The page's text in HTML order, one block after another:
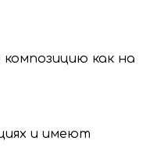
как на
и имеют